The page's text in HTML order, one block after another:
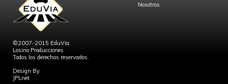
©2007-2015 EduVia
Losino Producciones
Todos los derechos reservados.
Design By
JPLnet
Nosotros